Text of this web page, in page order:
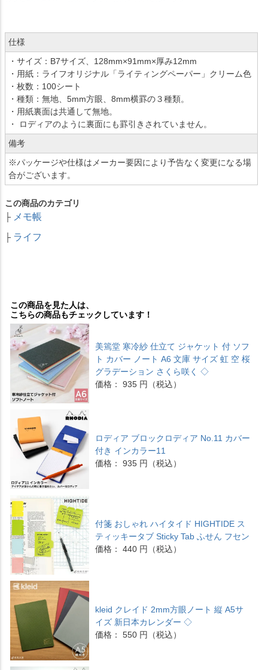
仕様
・サイズ：B7サイズ、128mm×91mm×厚み12mm
・用紙：ライフオリジナル「ライティングペーパー」クリーム色
・枚数：100シート
・種類：無地、5mm方眼、8mm横罫の３種類。
・用紙裏面は共通して無地。
・ ロディアのように裏面にも罫引きされていません。
備考
※パッケージや仕様はメーカー要因により予告なく変更になる場
合がございます。
この商品のカテゴリ
├ メモ帳
├ ライフ
この商品を見た人は、
こちらの商品もチェックしています！
美篶堂 寒冷紗 仕立て ジャケット 付 ソフ
ト カバー ノート A6 文庫 サイズ 虹 空 桜
グラデーション さくら咲く ◇
価格： 935 円（税込）
ロディア ブロックロディア No.11 カバー
付き インカラー11
価格： 935 円（税込）
付箋 おしゃれ ハイタイド HIGHTIDE ス
ティッキータブ Sticky Tab ふせん フセン
価格： 440 円（税込）
kleid クレイド 2mm方眼ノート 縦 A5サ
イズ 新日本カレンダー ◇
価格： 550 円（税込）